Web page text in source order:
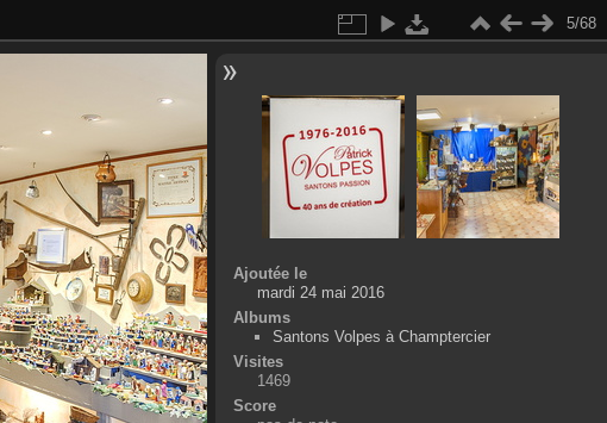
5/68
Ajoutée le
mardi 24 mai 2016
Albums
Santons Volpes à Champtercier
Visites
1469
Score